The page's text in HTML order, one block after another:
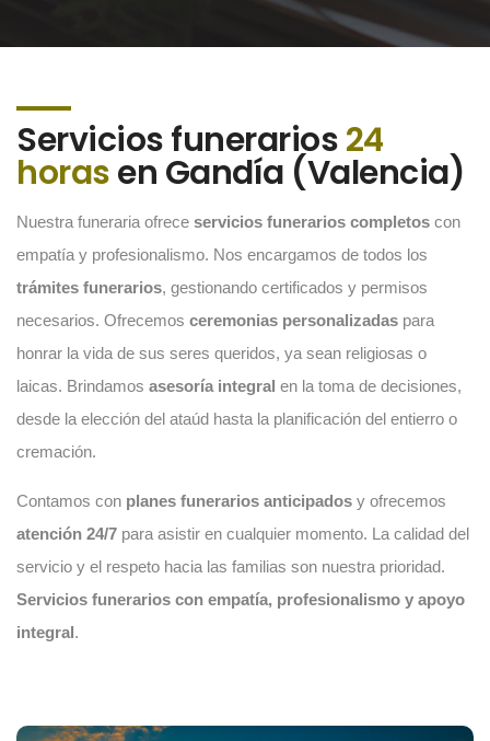
Servicios funerarios24
horasen Gandía (Valencia)
Nuestra funeraria ofrece servicios funerarios completos con
empatía y profesionalismo. Nos encargamos de todos los
trámites funerarios, gestionando certificados y permisos
necesarios. Ofrecemos ceremonias personalizadas para
honrar la vida de sus seres queridos, ya sean religiosas o
laicas. Brindamos asesoría integral en la toma de decisiones,
desde la elección del ataúd hasta la planificación del entierro o
cremación.
Contamos con planes funerarios anticipados y ofrecemos
atención 24/7 para asistir en cualquier momento. La calidad del
servicio y el respeto hacia las familias son nuestra prioridad.
Servicios funerarios con empatía, profesionalismo y apoyo
integral.